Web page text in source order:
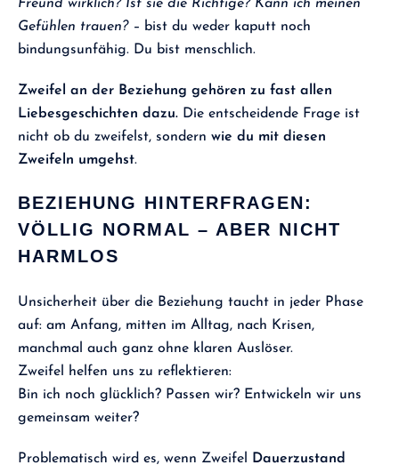
Freund wirklich? Ist sie die Richtige? Kann ich meinen
Gefühlen trauen? – bist du weder kaputt noch
bindungsunfähig. Du bist menschlich.
Zweifel an der Beziehung gehören zu fast allen
Liebesgeschichten dazu. Die entscheidende Frage ist
nicht ob du zweifelst, sondern wie du mit diesen
Zweifeln umgehst.
BEZIEHUNG HINTERFRAGEN:
VÖLLIG NORMAL – ABER NICHT
HARMLOS
Unsicherheit über die Beziehung taucht in jeder Phase
auf: am Anfang, mitten im Alltag, nach Krisen,
manchmal auch ganz ohne klaren Auslöser.
Zweifel helfen uns zu reflektieren:
Bin ich noch glücklich? Passen wir? Entwickeln wir uns
gemeinsam weiter?
Problematisch wird es, wenn Zweifel
Dauerzustand